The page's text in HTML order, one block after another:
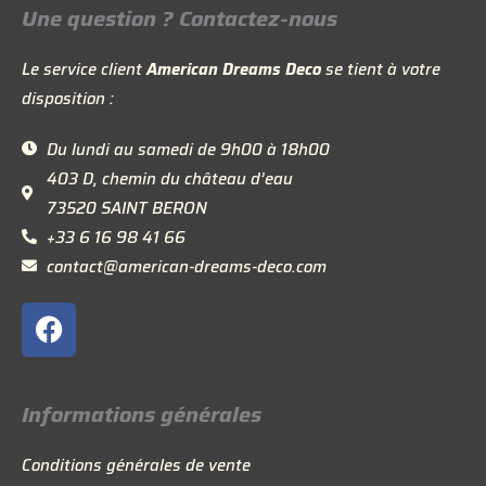
Une question ? Contactez-nous
Le service clientAmerican Dreams Decose tient à votre
disposition :
Du lundi au samedi de 9h00 à 18h00
403 D, chemin du château d’eau
73520 SAINT BERON
+33 6 16 98 41 66
contact@american-dreams-deco.com
F
a
c
e
b
o
o
Informations générales
Conditions générales de vente